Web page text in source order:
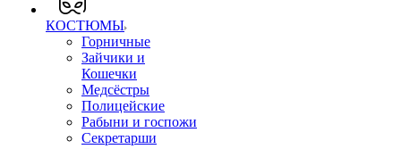
КОСТЮМЫ
Горничные
Зайчики и
Кошечки
Медсёстры
Полицейские
Рабыни и госпожи
Секретарши